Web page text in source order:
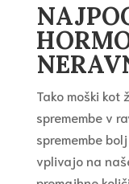
Tako moški
spremembe v
spremembe
vplivajo na